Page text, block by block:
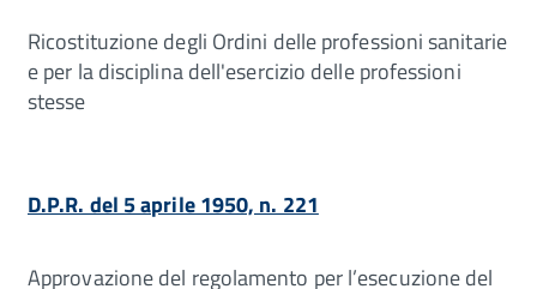
Ricostituzione degli Ordini delle professioni sanitarie
e per la disciplina dell'esercizio delle professioni
stesse
D.P.R. del 5 aprile 1950, n. 221
Approvazione del regolamento per l’esecuzione del